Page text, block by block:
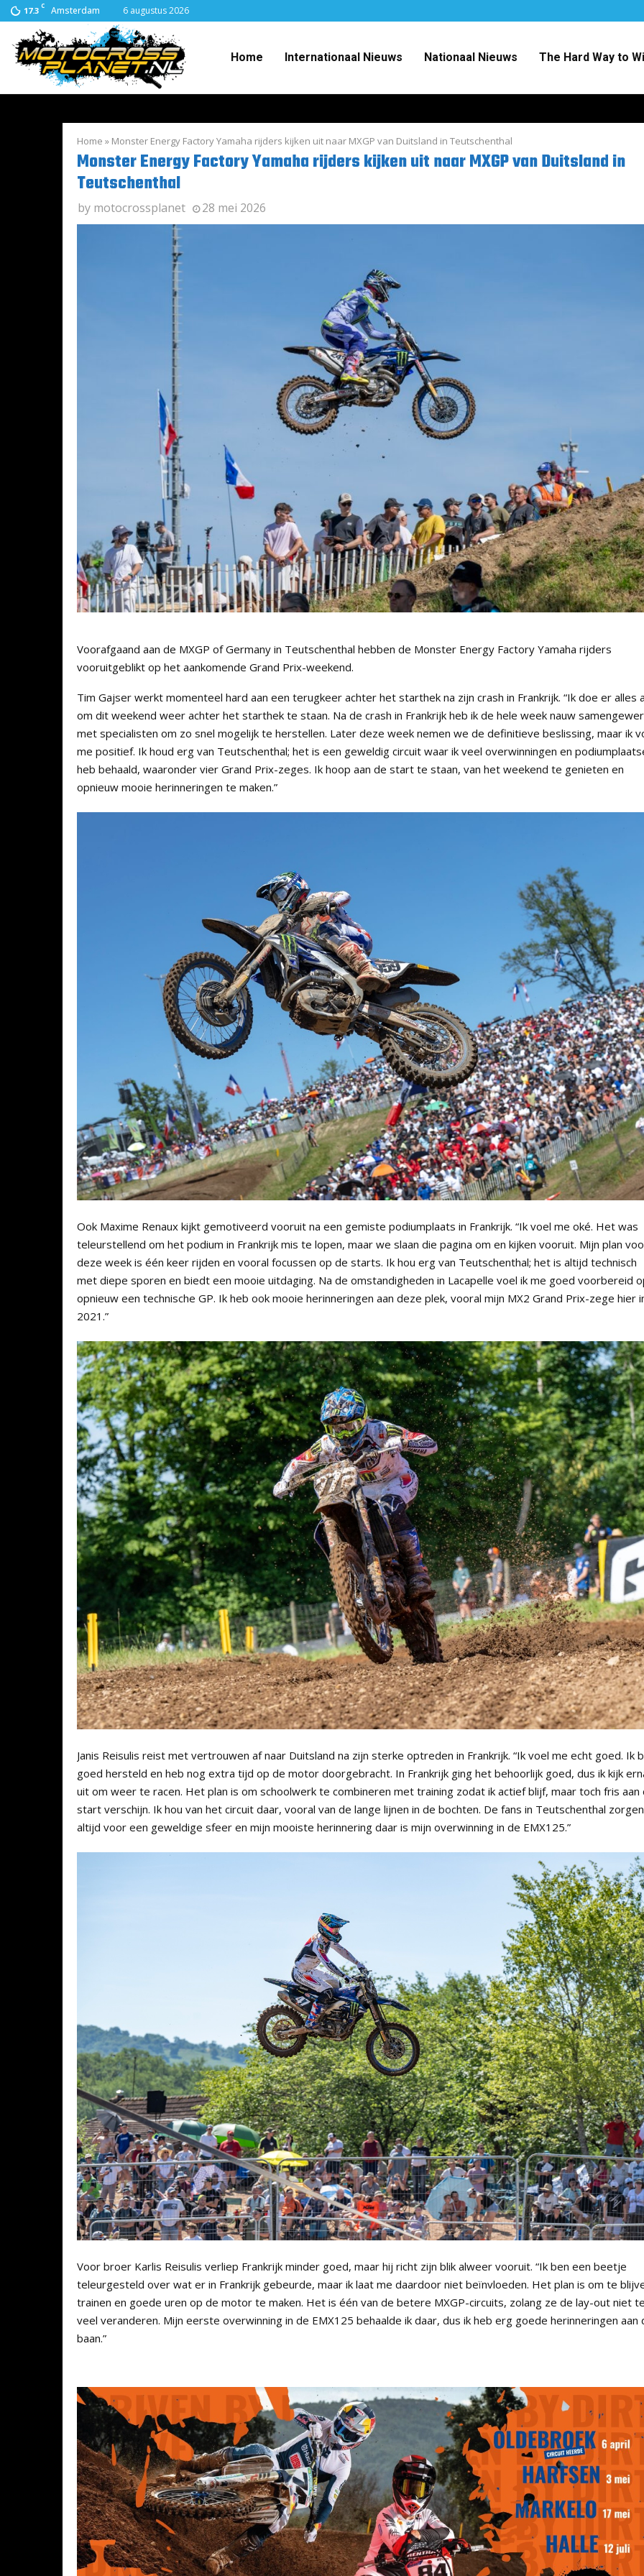
17.3 C Amsterdam 6 augustus 2026
Home Internationaal Nieuws Nationaal Nieuws The Hard Way to
Home » Monster Energy Factory Yamaha rijders kijken uit naar MXGP van Duitsland in Teutschenthal
Monster Energy Factory Yamaha rijders kijken uit naar MXGP van Duitsland in
Teutschenthal
by motocrossplanet 28 mei 2026
Voorafgaand aan de MXGP of Germany in Teutschenthal hebben de Monster Energy Factory Yamaha rijders
vooruitgeblikt op het aankomende Grand Prix-weekend.
Tim Gajser werkt momenteel hard aan een terugkeer achter het starthek na zijn crash in Frankrijk. “Ik doe er alles
om dit weekend weer achter het starthek te staan. Na de crash in Frankrijk heb ik de hele week nauw
met specialisten om zo snel mogelijk te herstellen. Later deze week nemen we de definitieve beslissing, maar ik
me positief. Ik houd erg van Teutschenthal; het is een geweldig circuit waar ik veel overwinningen en
heb behaald, waaronder vier Grand Prix-zeges. Ik hoop aan de start te staan, van het weekend te genieten en
opnieuw mooie herinneringen te maken.”
Ook Maxime Renaux kijkt gemotiveerd vooruit na een gemiste podiumplaats in Frankrijk. “Ik voel me oké. Het was
teleurstellend om het podium in Frankrijk mis te lopen, maar we slaan die pagina om en kijken vooruit. Mijn plan
deze week is één keer rijden en vooral focussen op de starts. Ik hou erg van Teutschenthal; het is altijd technisch
met diepe sporen en biedt een mooie uitdaging. Na de omstandigheden in Lacapelle voel ik me goed voorbereid
opnieuw een technische GP. Ik heb ook mooie herinneringen aan deze plek, vooral mijn MX2 Grand Prix-zege hier
2021.”
Janis Reisulis reist met vertrouwen af naar Duitsland na zijn sterke optreden in Frankrijk. “Ik voel me echt goed. Ik
goed hersteld en heb nog extra tijd op de motor doorgebracht. In Frankrijk ging het behoorlijk goed, dus ik kijk
uit om weer te racen. Het plan is om schoolwerk te combineren met training zodat ik actief blijf, maar toch fris aan
start verschijn. Ik hou van het circuit daar, vooral van de lange lijnen in de bochten. De fans in Teutschenthal zorgen
altijd voor een geweldige sfeer en mijn mooiste herinnering daar is mijn overwinning in de EMX125.”
Voor broer Karlis Reisulis verliep Frankrijk minder goed, maar hij richt zijn blik alweer vooruit. “Ik ben een beetje
teleurgesteld over wat er in Frankrijk gebeurde, maar ik laat me daardoor niet beïnvloeden. Het plan is om te
trainen en goede uren op de motor te maken. Het is één van de betere MXGP-circuits, zolang ze de lay-out niet
veel veranderen. Mijn eerste overwinning in de EMX125 behaalde ik daar, dus ik heb erg goede herinneringen aan
baan.”